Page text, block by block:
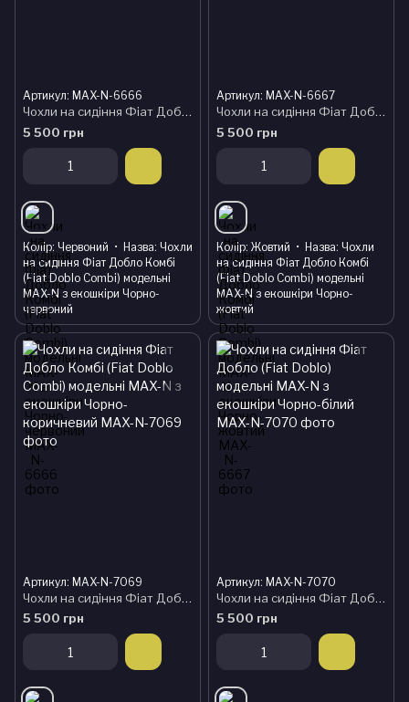
Артикул: MAX-N-6666
Чохли на сидіння Фіат Добло Комбі (Fiat Doblo Combi) модельні MAX-N з екошкіри Чорно-червоний
5 500 грн
Колір Червоний Назва Чохли
на сидіння Фіат Добло Комбі
(Fiat Doblo Combi) модельні
MAX-N з екошкіри Чорно-
червоний
Артикул: MAX-N-6667
Чохли на сидіння Фіат Добло Комбі (Fiat Doblo Combi) модельні MAX-N з екошкіри Чорно-жовтий
5 500 грн
Колір Жовтий Назва Чохли
на сидіння Фіат Добло Комбі
(Fiat Doblo Combi) модельні
MAX-N з екошкіри Чорно-
жовтий
Артикул: MAX-N-7069
Чохли на сидіння Фіат Добло Комбі (Fiat Doblo Combi) модельні MAX-N з екошкіри Чорно-коричневий
5 500 грн
Артикул: MAX-N-7070
Чохли на сидіння Фіат Добло (Fiat Doblo) модельні MAX-N з екошкіри Чорно-білий
5 500 грн